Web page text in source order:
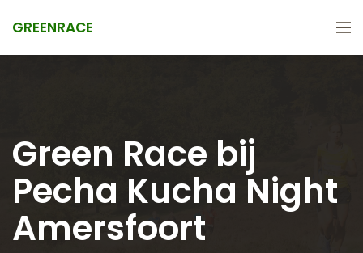
GREENRACE
Green Race bij
Pecha Kucha Night
Amersfoort